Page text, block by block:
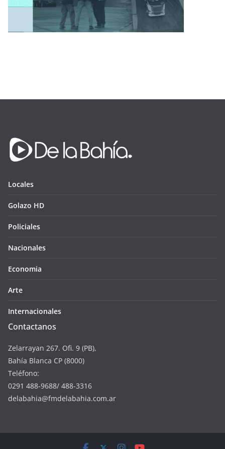
Locales
Golazo HD
Policiales
Nacionales
Economia
Arte
Internacionales
Contactanos
Zelarrayan 267. Ofi. 9 (PB),
Bahía Blanca CP (8000)
Teléfono:
0291 488-9688/ 488-3316
delabahia@fmdelabahia.com.ar